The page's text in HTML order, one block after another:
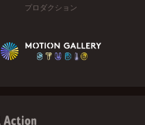
プロダクション
Action